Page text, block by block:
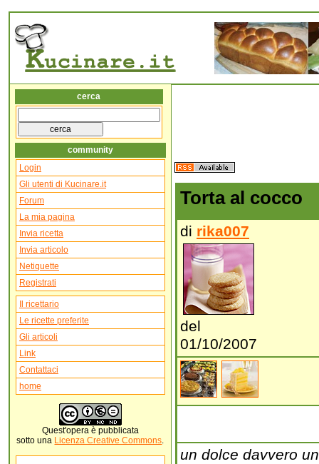
cerca
community
Login
Gli utenti di Kucinare.it
Forum
La mia pagina
Invia ricetta
Invia articolo
Netiquette
Registrati
Il ricettario
Le ricette preferite
Gli articoli
Link
Contattaci
home
Quest'opera è pubblicata
sotto una Licenza Creative Commons.
Torta al cocco
di rika007
del
01/10/2007
un dolce davvero